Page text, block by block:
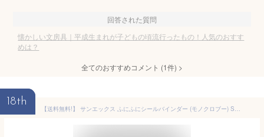
回答された質問
懐かしい文房具｜平成生まれが子どもの頃流行ったもの！人気のおすす
めは？
全てのおすすめコメント (1件) >
18th
【送料無料!】 サンエックス ふにふにシールバインダー (モノクロブー) SE68703